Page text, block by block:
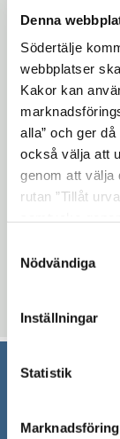
Denna
Södertälje
webbplatser
Kakor kan
alla” och ger
också välja att
genom att välja
rutan ”Tillåt
"Visa detaljer"
hur vi och
Nödvändiga
Inställningar
Statistik
Marknadsföring
Det pågår
kommer att
nära
Järnagatan/
period på
kommer att
under
151 89 Södertälje